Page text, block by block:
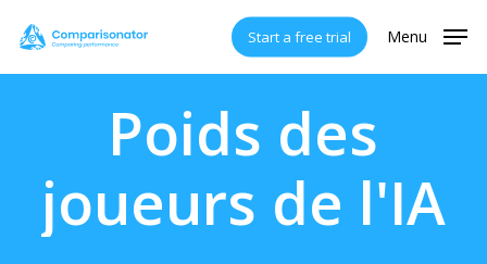
main
Start a free trial Menu
Poids des
joueurs de l'IA